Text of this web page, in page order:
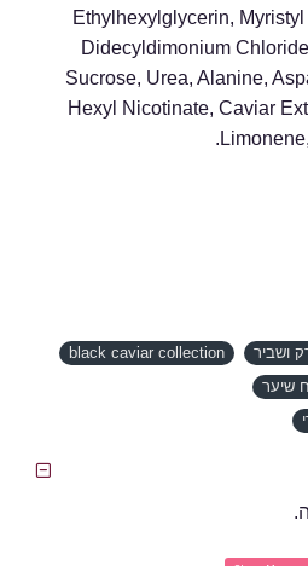
Ethylhexylglycerin,
Didecyldimonium
Sucrose, Urea, Alanine,
Hexyl Nicotinate, Caviar
ושביר
black caviar collection